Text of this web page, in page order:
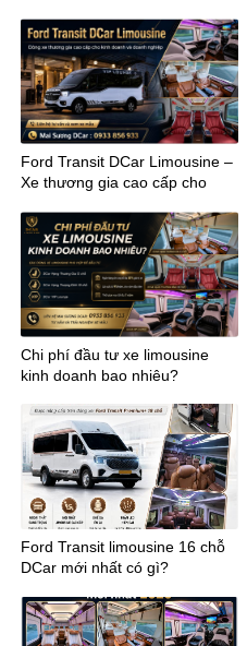
Ford Transit DCar Limousine –
Xe thương gia cao cấp cho
Chi phí đầu tư xe limousine
kinh doanh bao nhiêu?
Ford Transit limousine 16 chỗ
DCar mới nhất có gì?